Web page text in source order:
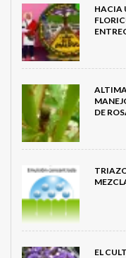
HACIA
DE
EL